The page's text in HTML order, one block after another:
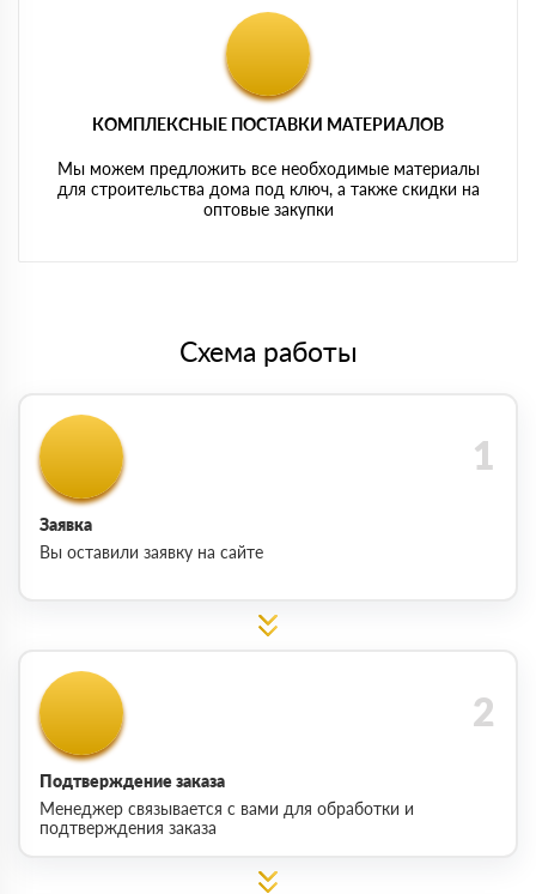
КОМПЛЕКСНЫЕ ПОСТАВКИ МАТЕРИАЛОВ
Мы можем предложить все необходимые материалы
для строительства дома под ключ, а также скидки на
оптовые закупки
Схема работы
Заявка
Вы оставили заявку на сайте
Подтверждение заказа
Менеджер связывается с вами для обработки и
подтверждения заказа